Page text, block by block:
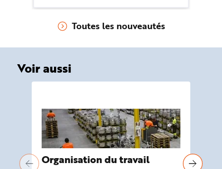
Toutes les nouveautés
Voir aussi
Organisation du travail